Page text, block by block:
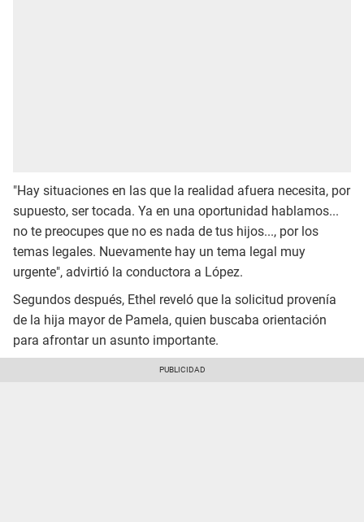
"Hay situaciones en las que la realidad afuera necesita, por
supuesto, ser tocada. Ya en una oportunidad hablamos...
no te preocupes que no es nada de tus hijos..., por los
temas legales. Nuevamente hay un tema legal muy
urgente", advirtió la conductora a López.
Segundos después, Ethel reveló que la solicitud provenía
de la hija mayor de Pamela, quien buscaba orientación
para afrontar un asunto importante.